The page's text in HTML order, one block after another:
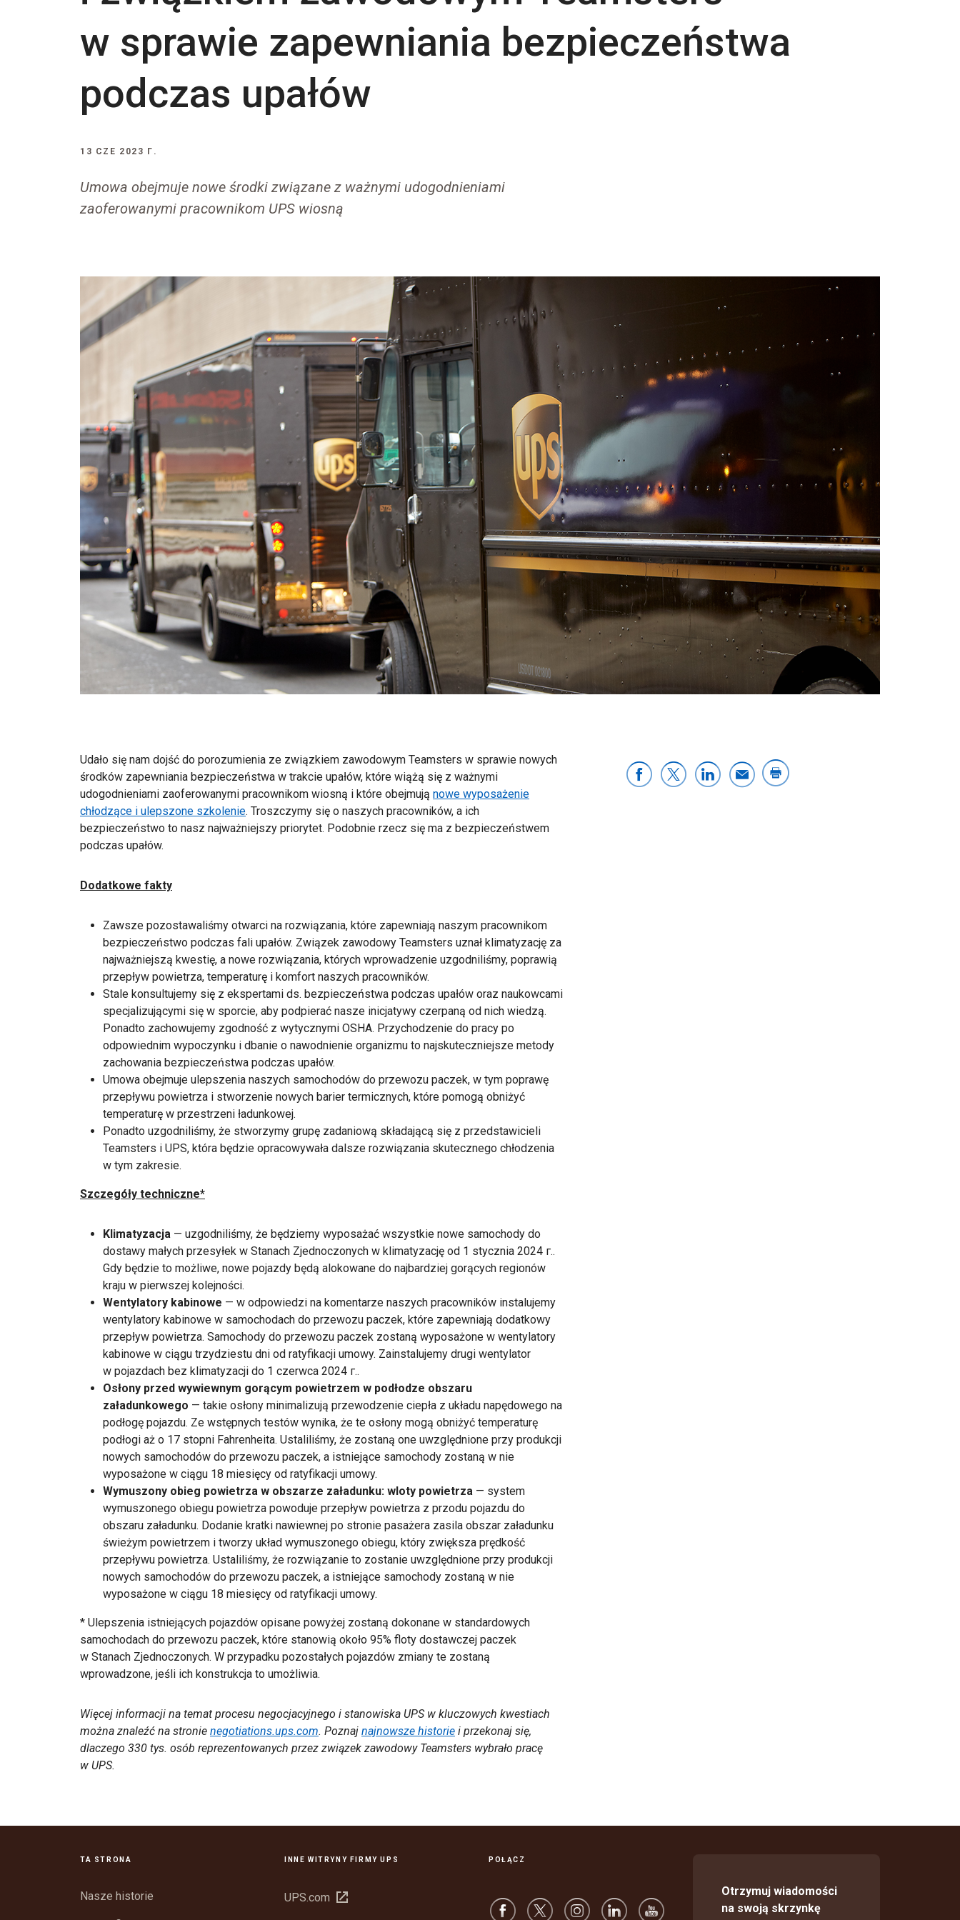
w sprawie zapewniania bezpieczeństwa
podczas upałów
13 CZE 2023 Г.
Umowa obejmuje nowe środki związane z ważnymi udogodnieniami
zaoferowanymi pracownikom UPS wiosną
Udało się nam dojść do porozumienia ze związkiem zawodowym Teamsters w sprawie nowych
środków zapewniania bezpieczeństwa w trakcie upałów, które wiążą się z ważnymi
udogodnieniami zaoferowanymi pracownikom wiosną i które obejmują nowe wyposażenie
chłodzące i ulepszone szkolenie. Troszczymy się o naszych pracowników, a ich
bezpieczeństwo to nasz najważniejszy priorytet. Podobnie rzecz się ma z bezpieczeństwem
podczas upałów.
Dodatkowe fakty
Zawsze pozostawaliśmy otwarci na rozwiązania, które zapewniają naszym pracownikom
bezpieczeństwo podczas fali upałów. Związek zawodowy Teamsters uznał klimatyzację za
najważniejszą kwestię, a nowe rozwiązania, których wprowadzenie uzgodniliśmy, poprawią
przepływ powietrza, temperaturę i komfort naszych pracowników.
Stale konsultujemy się z ekspertami ds. bezpieczeństwa podczas upałów oraz naukowcami
specjalizującymi się w sporcie, aby podpierać nasze inicjatywy czerpaną od nich wiedzą.
Ponadto zachowujemy zgodność z wytycznymi OSHA. Przychodzenie do pracy po
odpowiednim wypoczynku i dbanie o nawodnienie organizmu to najskuteczniejsze metody
zachowania bezpieczeństwa podczas upałów.
Umowa obejmuje ulepszenia naszych samochodów do przewozu paczek, w tym poprawę
przepływu powietrza i stworzenie nowych barier termicznych, które pomogą obniżyć
temperaturę w przestrzeni ładunkowej.
Ponadto uzgodniliśmy, że stworzymy grupę zadaniową składającą się z przedstawicieli
Teamsters i UPS, która będzie opracowywała dalsze rozwiązania skutecznego chłodzenia
w tym zakresie.
Szczegóły techniczne*
Klimatyzacja — uzgodniliśmy, że będziemy wyposażać wszystkie nowe samochody do
dostawy małych przesyłek w Stanach Zjednoczonych w klimatyzację od 1 stycznia 2024 г..
Gdy będzie to możliwe, nowe pojazdy będą alokowane do najbardziej gorących regionów
kraju w pierwszej kolejności.
Wentylatory kabinowe — w odpowiedzi na komentarze naszych pracowników instalujemy
wentylatory kabinowe w samochodach do przewozu paczek, które zapewniają dodatkowy
przepływ powietrza. Samochody do przewozu paczek zostaną wyposażone w wentylatory
kabinowe w ciągu trzydziestu dni od ratyfikacji umowy. Zainstalujemy drugi wentylator
w pojazdach bez klimatyzacji do 1 czerwca 2024 г..
Osłony przed wywiewnym gorącym powietrzem w podłodze obszaru
załadunkowego — takie osłony minimalizują przewodzenie ciepła z układu napędowego na
podłogę pojazdu. Ze wstępnych testów wynika, że te osłony mogą obniżyć temperaturę
podłogi aż o 17 stopni Fahrenheita. Ustaliliśmy, że zostaną one uwzględnione przy produkcji
nowych samochodów do przewozu paczek, a istniejące samochody zostaną w nie
wyposażone w ciągu 18 miesięcy od ratyfikacji umowy.
Wymuszony obieg powietrza w obszarze załadunku: wloty powietrza — system
wymuszonego obiegu powietrza powoduje przepływ powietrza z przodu pojazdu do
obszaru załadunku. Dodanie kratki nawiewnej po stronie pasażera zasila obszar załadunku
świeżym powietrzem i tworzy układ wymuszonego obiegu, który zwiększa prędkość
przepływu powietrza. Ustaliliśmy, że rozwiązanie to zostanie uwzględnione przy produkcji
nowych samochodów do przewozu paczek, a istniejące samochody zostaną w nie
wyposażone w ciągu 18 miesięcy od ratyfikacji umowy.
* Ulepszenia istniejących pojazdów opisane powyżej zostaną dokonane w standardowych
samochodach do przewozu paczek, które stanowią około 95% floty dostawczej paczek
w Stanach Zjednoczonych. W przypadku pozostałych pojazdów zmiany te zostaną
wprowadzone, jeśli ich konstrukcja to umożliwia.
Więcej informacji na temat procesu negocjacyjnego i stanowiska UPS w kluczowych kwestiach
można znaleźć na stronie negotiations.ups.com. Poznaj najnowsze historie i przekonaj się,
dlaczego 330 tys. osób reprezentowanych przez związek zawodowy Teamsters wybrało pracę
w UPS.
TA STRONA
Nasze historie
INNE WITRYNY FIRMY UPS
UPS.com Otwórz
POŁĄCZ
Otrzymuj wiadomości
na swoją skrzynkę